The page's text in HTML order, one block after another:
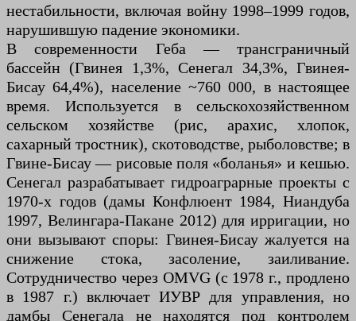
нестабильности, включая войну 1998–1999 годов,
нарушившую падение экономики.
В современности Геба — трансграничный
бассейн (Гвинея 1,3%, Сенегал 34,3%, Гвинея-
Бисау 64,4%), население ~760 000, в настоящее
время. Используется в сельскохозяйственном
сельском хозяйстве (рис, арахис, хлопок,
сахарный тростник), скотоводстве, рыболовстве; в
Гвине-Бисау — рисовые поля «боланья» и кешью.
Сенегал разрабатывает гидроаграрные проекты с
1970-х годов (дамы Конфлюент 1984, Ниандуба
1997, Велингара-Пакане 2012) для ирригации, но
они вызывают споры: Гвинея-Бисау жалуется на
снижение стока, засоление, заиливание.
Сотрудничество через OMVG (с 1978 г., продлено
в 1987 г.) включает ИУВР для управления, но
дамбы Сенегала не находятся под контролем